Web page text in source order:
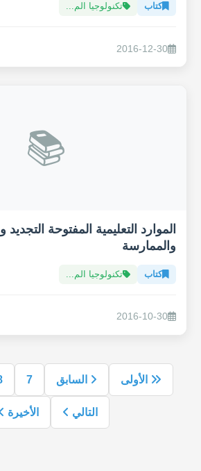
كتاب تكنولوجيا الم...
2016-12-30
📚
الموارد التعليمية المفتوحة التجديد
والممارسة
كتاب تكنولوجيا الم...
2016-10-30
الأولى السابق 7
التالي الأخيرة